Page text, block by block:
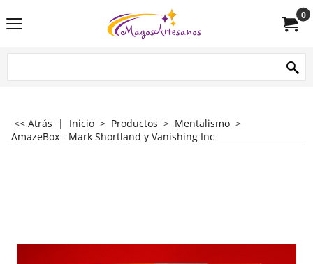
0
<< Atrás | Inicio > Productos > Mentalismo >
AmazeBox - Mark Shortland y Vanishing Inc